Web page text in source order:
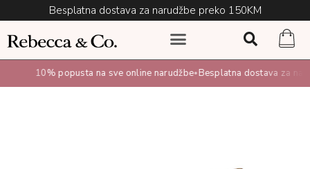
Besplatna dostava za narudžbe preko 150KM
10% popusta na sve online narudžbe•Besplatna dostava za